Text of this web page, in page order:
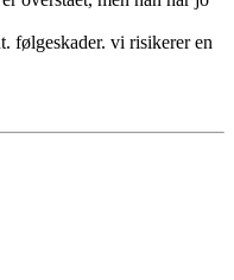
følgeskader. vi risikerer en